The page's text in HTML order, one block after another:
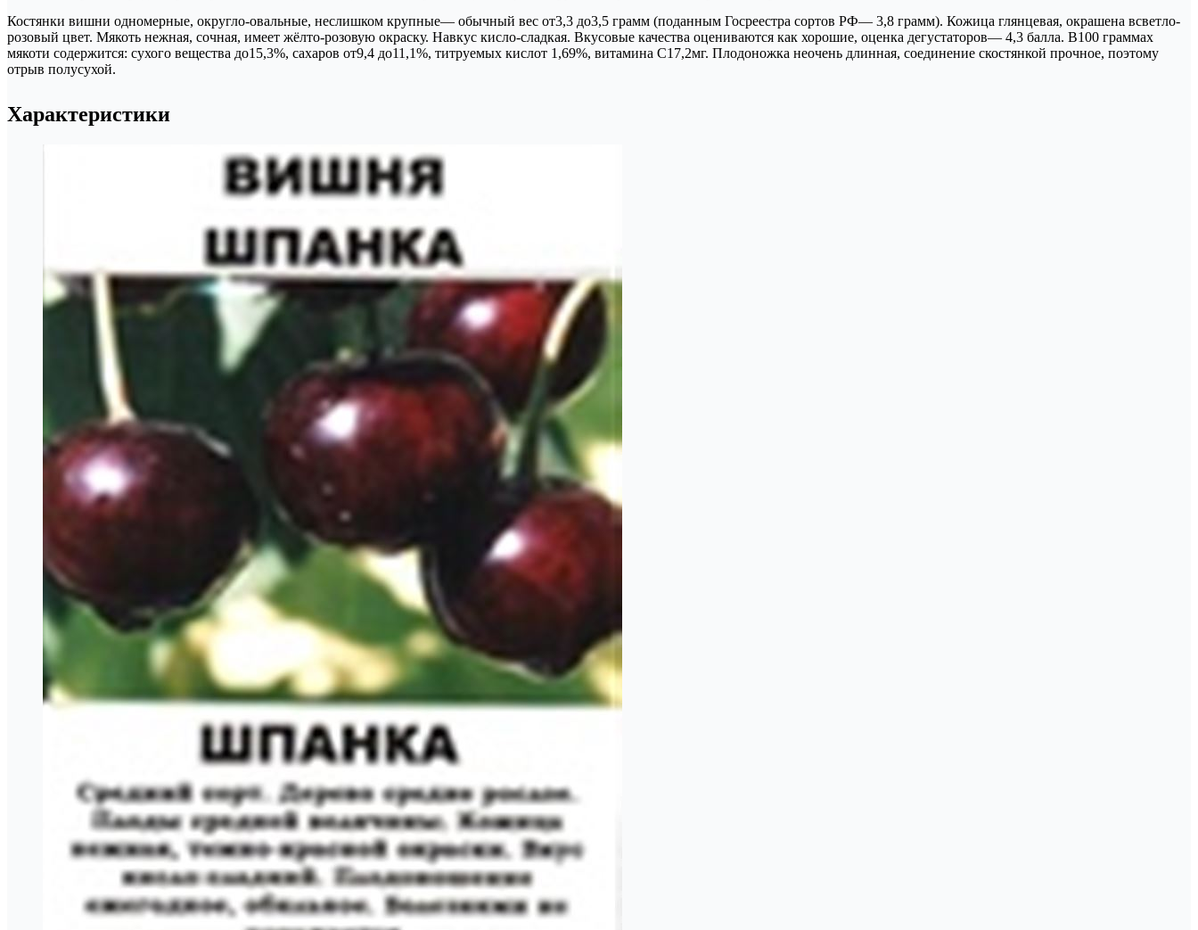
Костянки вишни одномерные, округло-овальные, неслишком крупные— обычный вес от3,3 до3,5 грамм (поданным Госреестра сортов РФ— 3,8 грамм). Кожица глянцевая, окрашена всветло-
розовый цвет. Мякоть нежная, сочная, имеет жёлто-розовую окраску. Навкус кисло-сладкая. Вкусовые качества оцениваются как хорошие, оценка дегустаторов— 4,3 балла. В100 граммах
мякоти содержится: сухого вещества до15,3%, сахаров от9,4 до11,1%, титруемых кислот 1,69%, витамина С17,2мг. Плодоножка неочень длинная, соединение скостянкой прочное, поэтому
отрыв полусухой.
Характеристики